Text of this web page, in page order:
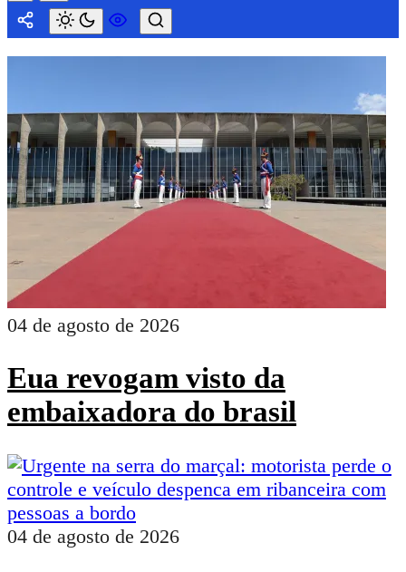
04 de agosto de 2026
Eua revogam visto da
embaixadora do brasil
04 de agosto de 2026